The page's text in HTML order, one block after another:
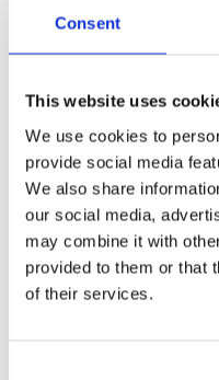
Consent
This website uses
We use cookies to
provide social media
We also share
our social media,
may combine it with
provided to them or that
of their services.
Historien